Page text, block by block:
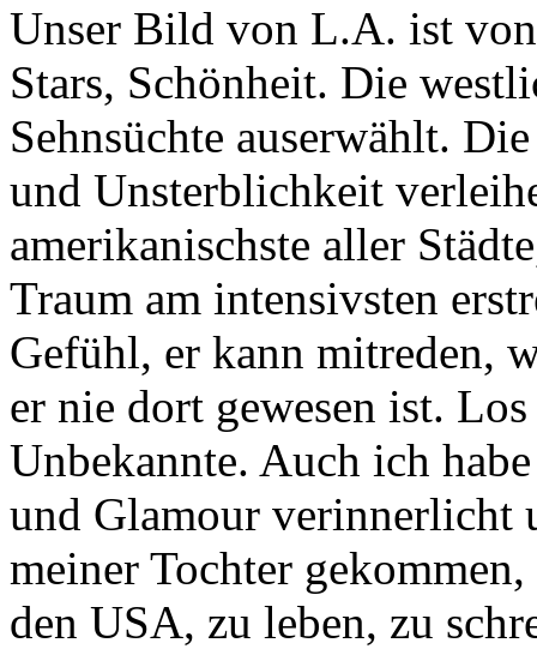
Unser Bild von L.A. ist
Stars, Schönheit. Die
Sehnsüchte auserwählt.
und Unsterblichkeit
amerikanischste aller
Traum am intensivsten
Gefühl, er kann mitreden,
er nie dort gewesen ist.
Unbekannte. Auch ich
und Glamour verinnerlicht
meiner Tochter
den USA, zu leben, zu